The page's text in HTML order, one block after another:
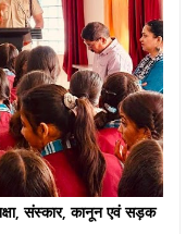
संस्कार, कानून एवं सड़क